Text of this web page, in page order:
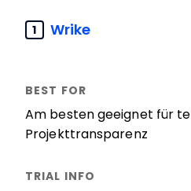
1 Wrike
Am besten geeignet für
Projekttransparenz